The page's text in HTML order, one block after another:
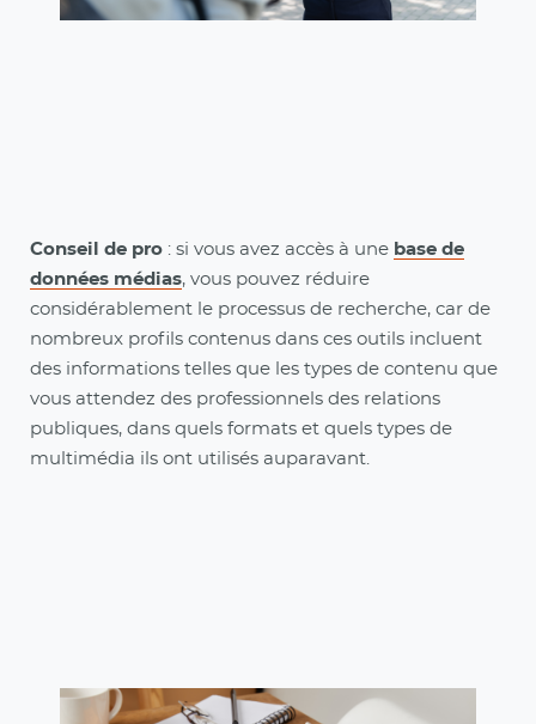
Conseil de pro : si vous avez accès à une base de
données médias, vous pouvez réduire
considérablement le processus de recherche, car de
nombreux profils contenus dans ces outils incluent
des informations telles que les types de contenu que
vous attendez des professionnels des relations
publiques, dans quels formats et quels types de
multimédia ils ont utilisés auparavant.